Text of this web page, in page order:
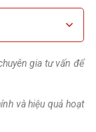
gia tư vấn để
và hiệu quả hoạt